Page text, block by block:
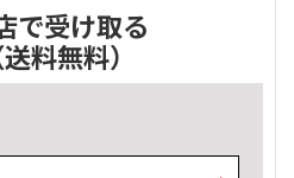
で受け取る
送料無料）